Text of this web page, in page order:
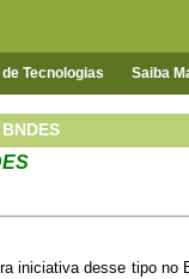
Tecnologias Saiba
iniciativa desse tipo no